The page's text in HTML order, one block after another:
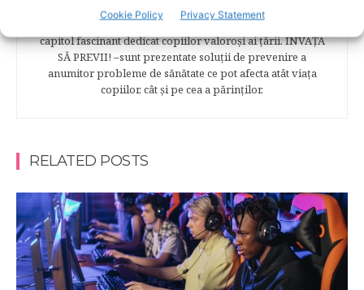
Cookie Policy Privacy Statement
este un capitol destinat vieţii de familie ce conţine o serie
întreagă de sfaturi eficiente. COPII TALENTAŢI – este un
capitol fascinant dedicat copiilor valoroși ai țării. ÎNVAŢĂ
SĂ PREVII! –sunt prezentate soluţii de prevenire a
anumitor probleme de sănătate ce pot afecta atât viaţa
copiilor, cât şi pe cea a părinţilor.
RELATED POSTS